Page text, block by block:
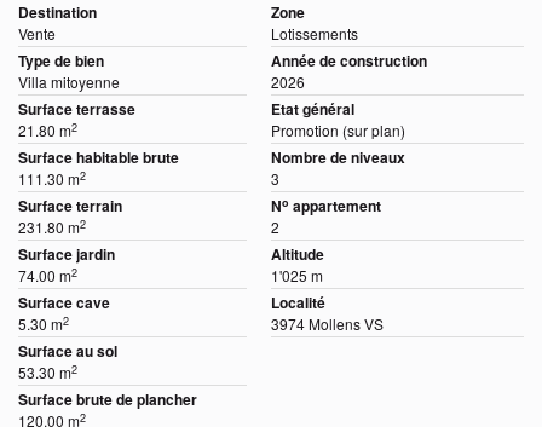
Destination
Vente
Type de bien
Villa mitoyenne
Surface terrasse
21.80 m2
Surface habitable brute
111.30 m2
Surface terrain
231.80 m2
Surface jardin
74.00 m2
Surface cave
5.30 m2
Surface au sol
53.30 m2
Surface brute de plancher
120.00 m2
Zone
Lotissements
Année de construction
2026
Etat général
Promotion (sur plan)
Nombre de niveaux
3
No appartement
2
Altitude
1'025 m
Localité
3974 Mollens VS